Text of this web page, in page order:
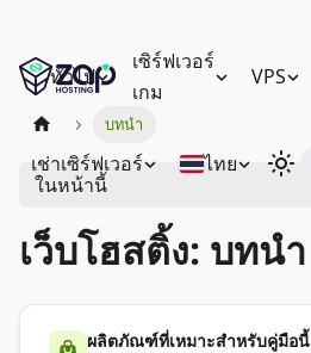
ทั่วไป
เซิร์ฟเวอร์
เกม
VPS
เช่าเซิร์ฟเวอร์ ไทย
บทนำ
ในหน้านี้
เว็บโฮสติ้ง: บทนำ
ผลิตภัณฑ์ที่เหมาะสำหรับคู่มือนี้